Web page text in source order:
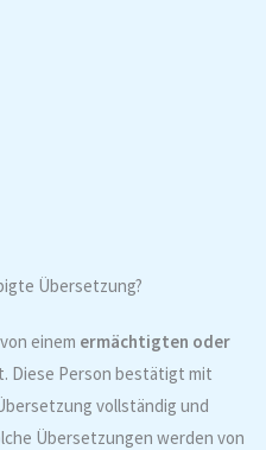
Übersetzung?
einem ermächtigten oder
Diese Person bestätigt mit
vollständig und
Übersetzungen werden von